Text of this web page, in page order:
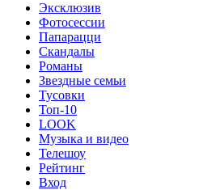
Эксклюзив
Фотосессии
Папарацци
Скандалы
Романы
Звездные семьи
Тусовки
Топ-10
LOOK
Музыка и видео
Телешоу
Рейтинг
Вход